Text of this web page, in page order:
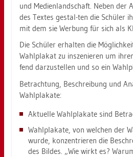
und Me­di­en­land­schaft. Neben der
des Tex­tes ge­s­tal-ten die Schü­ler
mit dem sie Wer­bung für sich als
Die Schü­ler er­hal­ten die
Wahl­pla­kat zu in­sze­nie­ren um
fend dar­zu­stel­len und so ein
Be­trach­tung, Be­schrei­bung und
Wahl­pla­ka­te:
Ak­tu­el­le Wahl­pla­ka­te sind
Wahl­pla­ka­te, von wel­chen der
wurde, kon­zen­trie­ren die
des Bil­des. „Wie wirkt es?